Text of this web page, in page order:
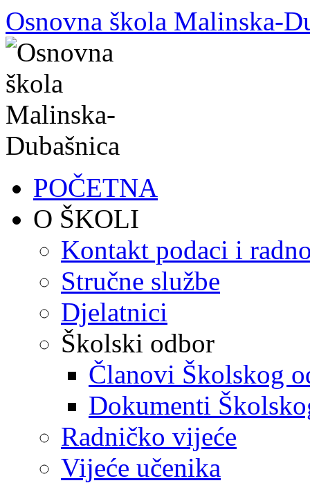
Skoči
do
sadržaja
Osnovna škola Malinska-
POČETNA
O ŠKOLI
Kontakt podaci i
Stručne službe
Djelatnici
Školski odbor
Članovi Školskog
Dokumenti
Radničko vijeće
Vijeće učenika